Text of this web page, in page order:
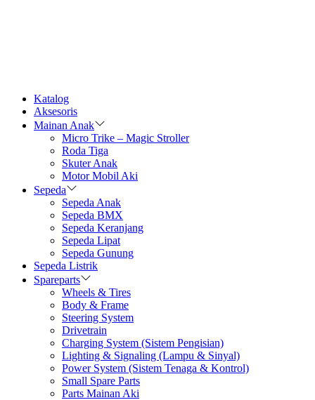
Katalog
Aksesoris
Mainan Anak
Micro Trike – Magic Stroller
Roda Tiga
Skuter Anak
Motor Mobil Aki
Sepeda
Sepeda Anak
Sepeda BMX
Sepeda Keranjang
Sepeda Lipat
Sepeda Gunung
Sepeda Listrik
Spareparts
Wheels & Tires
Body & Frame
Steering System
Drivetrain
Charging System (Sistem Pengisian)
Lighting & Signaling (Lampu & Sinyal)
Power System (Sistem Tenaga & Kontrol)
Small Spare Parts
Parts Mainan Aki